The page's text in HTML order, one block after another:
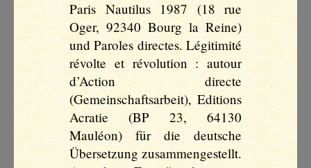
Paris Nautilus 1987 (18 rue
Oger, 92340 Bourg la Reine)
und Paroles directes. Légitimité
révolte et révolution : autour
d’Action directe
(Gemeinschafts­arbeit), Editions
Acratie (BP 23, 64130
Mauléon) für die deutsche
Übersetzung zusammengestellt.